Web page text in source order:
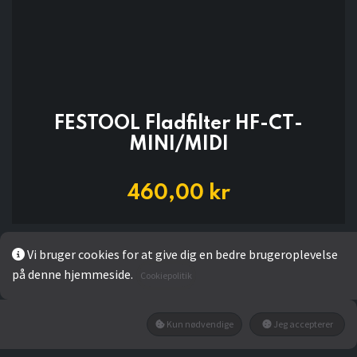
FESTOOL Fladfilter HF-CT-
MINI/MIDI
460,00 kr
Add to wishlist
Få besked når den tilbage på lager
Vi bruger cookies for at give dig en bedre brugeroplevelse
på denne hjemmeside.
Cookiepolitik
Kun nødvendige Jeg accepterer